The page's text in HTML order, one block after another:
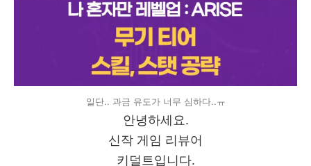
일단.. 과금 유도가 너무 심하다..ㅠ
안녕하세요.
신작 게임 리뷰어
키덜트입니다.